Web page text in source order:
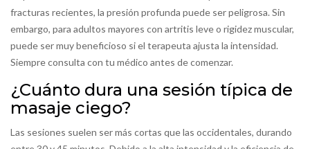
fracturas recientes, la presión profunda puede ser peligrosa. Sin
embargo, para adultos mayores con artritis leve o rigidez muscular,
puede ser muy beneficioso si el terapeuta ajusta la intensidad.
Siempre consulta con tu médico antes de comenzar.
¿Cuánto dura una sesión típica de
masaje ciego?
Las sesiones suelen ser más cortas que las occidentales, durando